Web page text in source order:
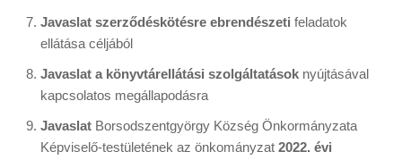
Javaslat szerződéskötésre ebrendészeti feladatok
ellátása céljából
Javaslat a könyvtárellátási szolgáltatások nyújtásával
kapcsolatos megállapodásra
Javaslat Borsodszentgyörgy Község Önkormányzata
Képviselő-testületének az önkományzat 2022. évi